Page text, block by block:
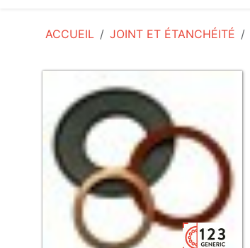
ACCUEIL JOINT ET ÉTANCHÉITÉ